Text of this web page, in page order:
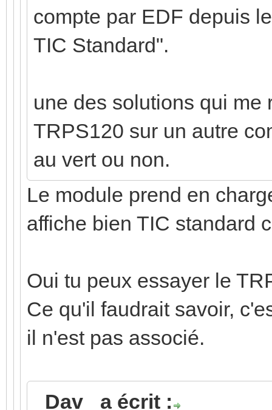
compte par EDF depuis
TIC Standard".
une des solutions qui me
TRPS120 sur un autre
au vert ou non.
Le module prend en
affiche bien TIC standard
Oui tu peux essayer le
Ce qu'il faudrait savoir,
il n'est pas associé.
_Dav_ a écrit :